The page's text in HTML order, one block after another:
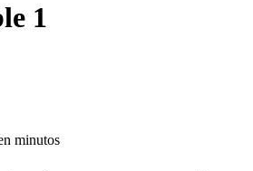
1
minutos